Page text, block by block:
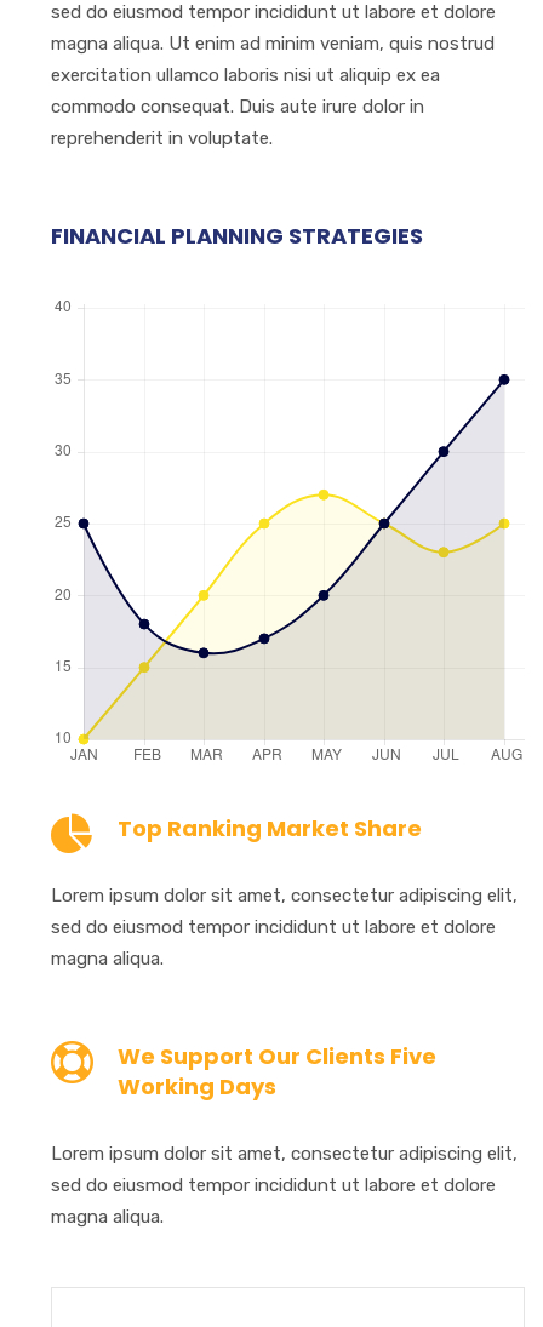
sed do eiusmod tempor incididunt ut labore et dolore
magna aliqua. Ut enim ad minim veniam, quis nostrud
exercitation ullamco laboris nisi ut aliquip ex ea
commodo consequat. Duis aute irure dolor in
reprehenderit in voluptate.
FINANCIAL PLANNING STRATEGIES
Top Ranking Market Share
Lorem ipsum dolor sit amet, consectetur adipiscing elit,
sed do eiusmod tempor incididunt ut labore et dolore
magna aliqua.
We Support Our Clients Five
Working Days
Lorem ipsum dolor sit amet, consectetur adipiscing elit,
sed do eiusmod tempor incididunt ut labore et dolore
magna aliqua.